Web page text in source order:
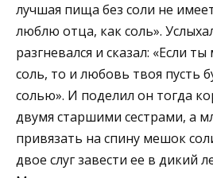
лучшая пища без соли не
люблю отца, как соль».
разгневался и сказал: «Если
соль, то и любовь твоя пусть
солью». И поделил он тогда
двумя старшими сестрами, а
привязать на спину мешок
двое слуг завести ее в дикий